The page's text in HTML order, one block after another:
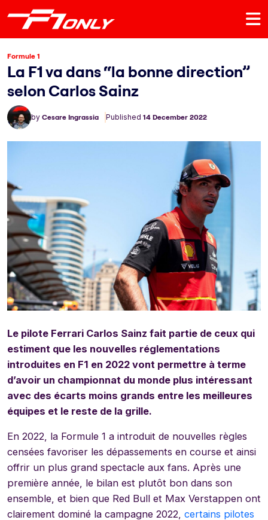
Formule 1
La F1 va dans “la bonne direction”
selon Carlos Sainz
by Cesare Ingrassia Published 14 December 2022
Le pilote Ferrari Carlos Sainz fait partie de ceux qui
estiment que les nouvelles réglementations
introduites en F1 en 2022 vont permettre à terme
d’avoir un championnat du monde plus intéressant
avec des écarts moins grands entre les meilleures
équipes et le reste de la grille.
En 2022, la Formule 1 a introduit de nouvelles règles
censées favoriser les dépassements en course et ainsi
offrir un plus grand spectacle aux fans. Après une
première année, le bilan est plutôt bon dans son
ensemble, et bien que Red Bull et Max Verstappen ont
clairement dominé la campagne 2022, certains pilotes